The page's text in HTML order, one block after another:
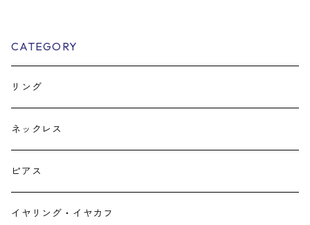
CATEGORY
リング
ネックレス
ピアス
イヤリング・イヤカフ